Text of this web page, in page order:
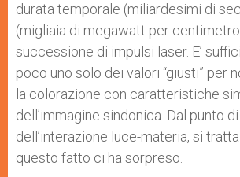
durata temporale (miliardesimi di
(migliaia di megawatt per
successione di impulsi laser. E’
poco uno solo dei valori “giusti” per
la colorazione con caratteristiche
dell’immagine sindonica. Dal punto
dell’interazione luce-materia, si tratta
questo fatto ci ha sorpreso.